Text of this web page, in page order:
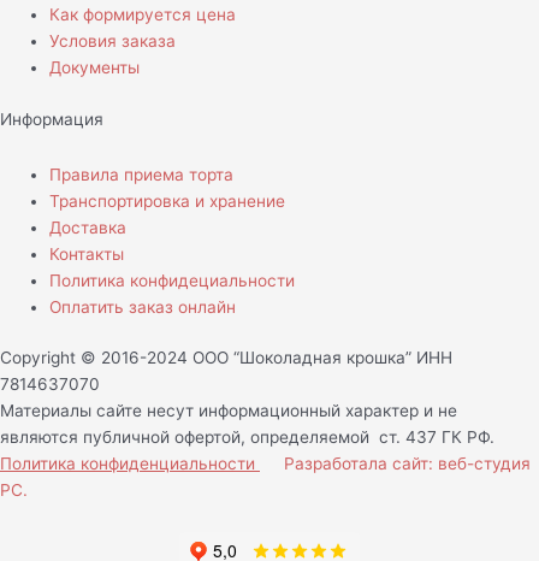
Как формируется цена
Условия заказа
Документы
Информация
Правила приема торта
Транспортировка и хранение
Доставка
Контакты
Политика конфидециальности
Оплатить заказ онлайн
Copyright © 2016-2024 ООО “Шоколадная крошка” ИНН
7814637070
Материалы сайте несут информационный характер и не
являются публичной офертой, определяемой ст. 437 ГК РФ.
Политика конфиденциальности
Разработала сайт: веб-студия
РС.